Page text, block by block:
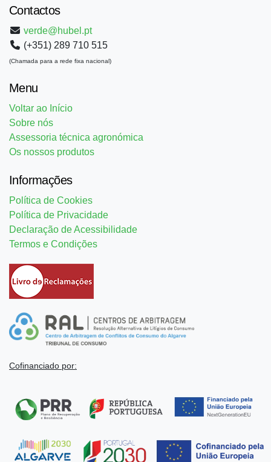
Contactos
verde@hubel.pt
(+351) 289 710 515
(Chamada para a rede fixa nacional)
Menu
Voltar ao Início
Sobre nós
Assessoria técnica agronómica
Os nossos produtos
Cofinanciado por:
Informações
Política de Cookies
Política de Privacidade
Declaração de Acessibilidade
Termos e Condições